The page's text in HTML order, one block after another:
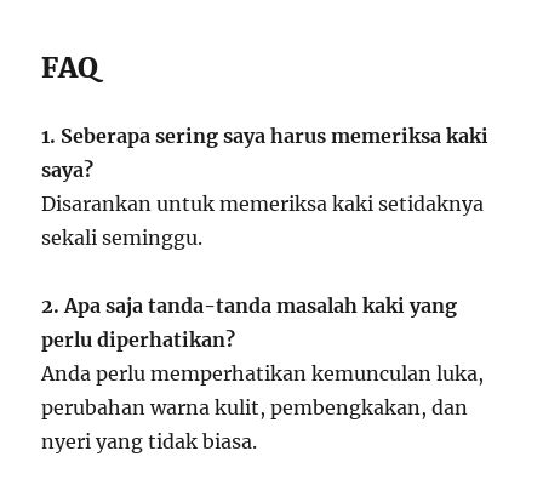
FAQ
1. Seberapa sering saya harus memeriksa kaki
saya?
Disarankan untuk memeriksa kaki setidaknya
sekali seminggu.
2. Apa saja tanda-tanda masalah kaki yang
perlu diperhatikan?
Anda perlu memperhatikan kemunculan luka,
perubahan warna kulit, pembengkakan, dan
nyeri yang tidak biasa.